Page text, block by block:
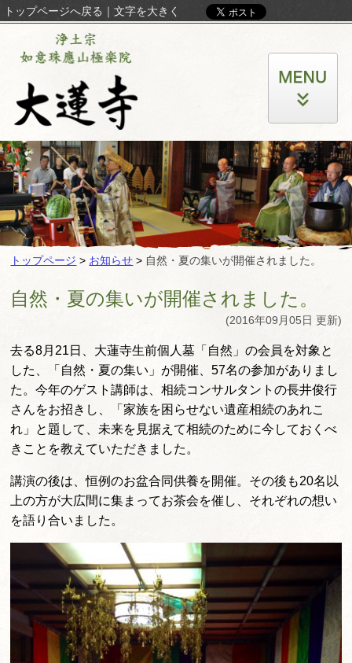
トップページへ戻る ｜ 文字を大きく
トップページ > お知らせ > 自然・夏の集いが開催されました。
自然・夏の集いが開催されました。
(2016年09月05日 更新)
去る8月21日、大蓮寺生前個人墓「自然」の会員を対象と
した、「自然・夏の集い」が開催、57名の参加がありまし
た。今年のゲスト講師は、相続コンサルタントの長井俊行
さんをお招きし、「家族を困らせない遺産相続のあれこ
れ」と題して、未来を見据えて相続のために今しておくべ
きことを教えていただきました。
講演の後は、恒例のお盆合同供養を開催。その後も20名以
上の方が大広間に集まってお茶会を催し、それぞれの想い
を語り合いました。